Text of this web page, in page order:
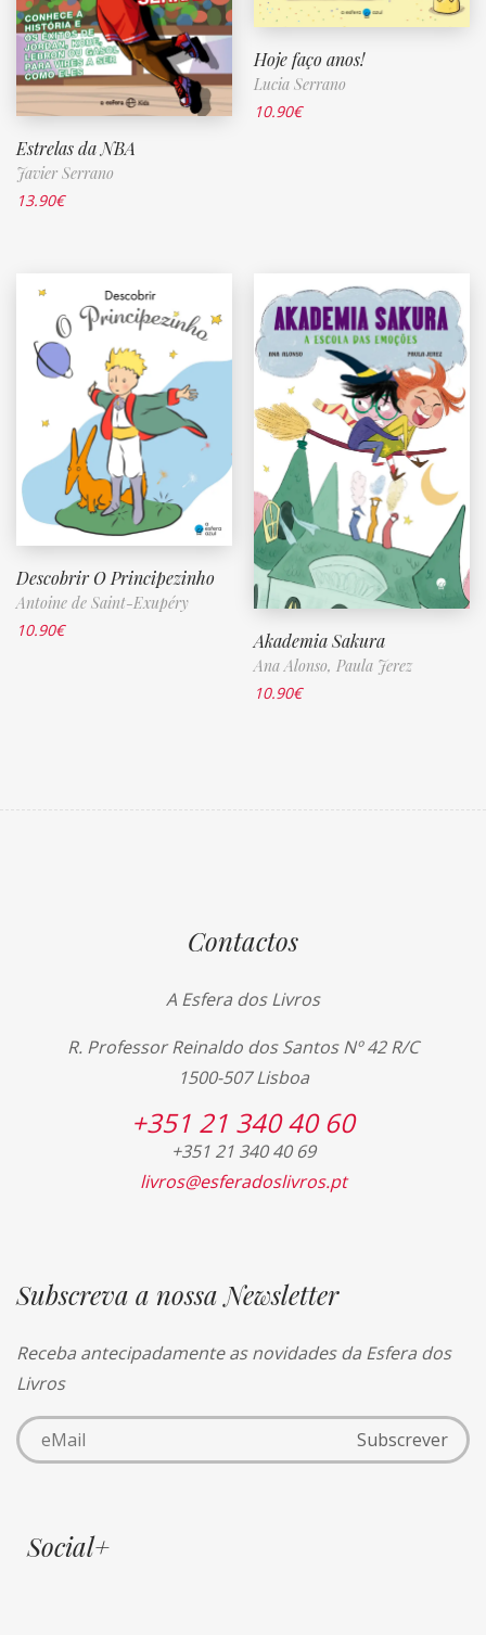
Estrelas da NBA
Javier Serrano
13.90€
Hoje faço anos!
Lucia Serrano
10.90€
Descobrir O Principezinho
Antoine de Saint-Exupéry
10.90€ Akademia Sakura
Ana Alonso, Paula Jerez
10.90€
Contactos
A Esfera dos Livros
R. Professor Reinaldo dos Santos Nº 42 R/C
1500-507 Lisboa
+351 21 340 40 60
+351 21 340 40 69
livros@esferadoslivros.pt
Subscreva a nossa Newsletter
Receba antecipadamente as novidades da Esfera dos
Livros
Social+